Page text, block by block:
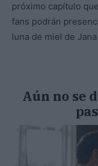
próximo capítulo
fans podrán
luna de miel de
Aún no se